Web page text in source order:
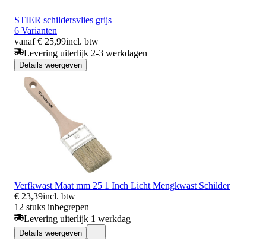
STIER schildersvlies grijs
6 Varianten
vanaf € 25,99incl. btw
Levering uiterlijk 2-3 werkdagen
Details weergeven
Verfkwast Maat mm 25 1 Inch Licht Mengkwast Schilder
€ 23,39incl. btw
12 stuks inbegrepen
Levering uiterlijk 1 werkdag
Details weergeven